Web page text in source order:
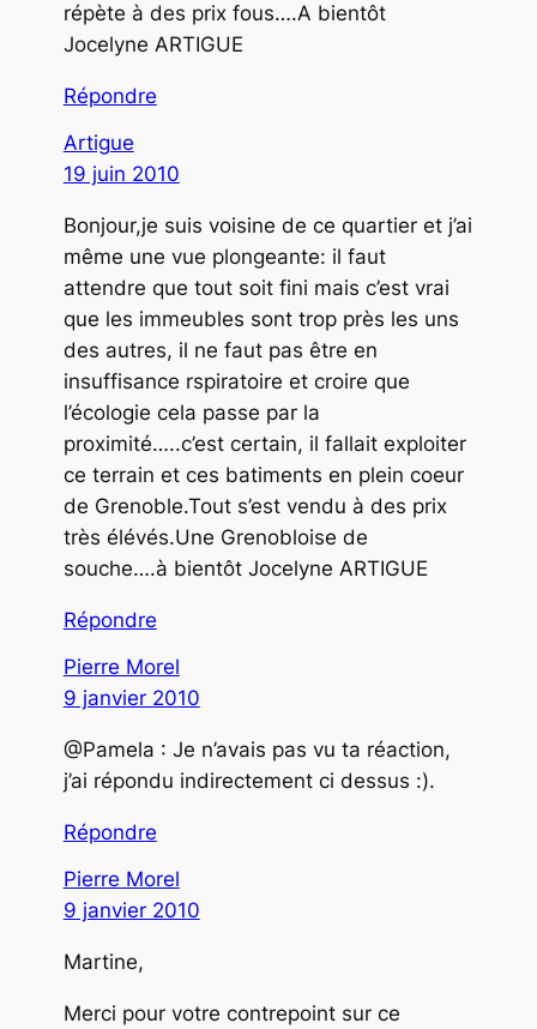
répète à des prix fous….A bientôt
Jocelyne ARTIGUE
Répondre
Artigue
19 juin 2010
Bonjour,je suis voisine de ce quartier et j’ai
même une vue plongeante: il faut
attendre que tout soit fini mais c’est vrai
que les immeubles sont trop près les uns
des autres, il ne faut pas être en
insuffisance rspiratoire et croire que
l’écologie cela passe par la
proximité…..c’est certain, il fallait exploiter
ce terrain et ces batiments en plein coeur
de Grenoble.Tout s’est vendu à des prix
très élévés.Une Grenobloise de
souche….à bientôt Jocelyne ARTIGUE
Répondre
Pierre Morel
9 janvier 2010
@Pamela : Je n’avais pas vu ta réaction,
j’ai répondu indirectement ci dessus :).
Répondre
Pierre Morel
9 janvier 2010
Martine,
Merci pour votre contrepoint sur ce